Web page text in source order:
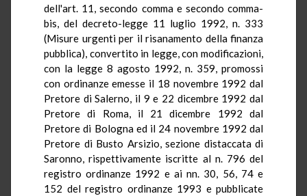
dell'art. 11, secondo comma e secondo comma-
bis, del decreto-legge 11 luglio 1992, n. 333
(Misure urgenti per il risanamento della finanza
pubblica), convertito in legge, con modificazioni,
con la legge 8 agosto 1992, n. 359, promossi
con ordinanze emesse il 18 novembre 1992 dal
Pretore di Salerno, il 9 e 22 dicembre 1992 dal
Pretore di Roma, il 21 dicembre 1992 dal
Pretore di Bologna ed il 24 novembre 1992 dal
Pretore di Busto Arsizio, sezione distaccata di
Saronno, rispettivamente iscritte al n. 796 del
registro ordinanze 1992 e ai nn. 30, 56, 74 e
152 del registro ordinanze 1993 e pubblicate